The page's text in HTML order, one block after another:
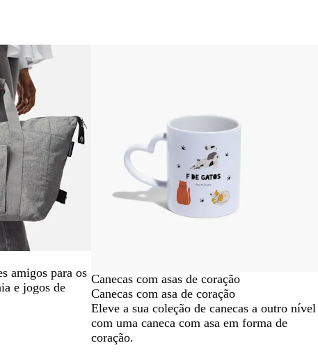
amigos para os
e jogos de
Canecas com asas de coração
Canecas com asa de coração
Eleve a sua coleção de canecas a outro nível
com uma caneca com asa em forma de
coração.